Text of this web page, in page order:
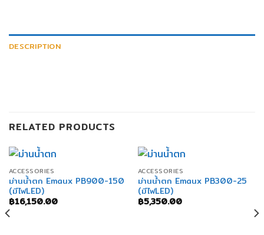
DESCRIPTION
RELATED PRODUCTS
ACCESSORIES
ม่านน้ำตก Emaux PB900-150
(มีไฟLED)
฿16,150.00
ACCESSORIES
ม่านน้ำตก Emaux PB300-25
(มีไฟLED)
฿5,350.00